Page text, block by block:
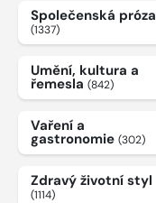
Společenská próza
(1337)
Umění, kultura a
řemesla (842)
Vaření a
gastronomie (302)
Zdravý životní styl
(1114)